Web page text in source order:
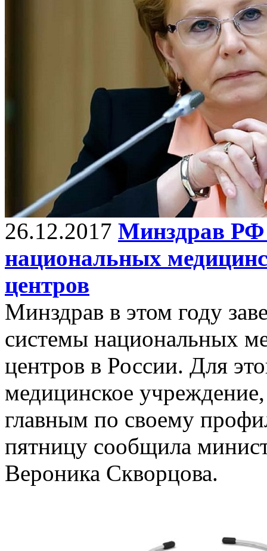
26.12.2017 Минздрав РФ
национальных
центров
Минздрав в этом году
системы национальных
центров в России. Для
медицинское
главным по своему
пятницу сообщила
Вероника Скворцова.